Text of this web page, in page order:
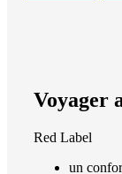
Voyager
Red Label
un